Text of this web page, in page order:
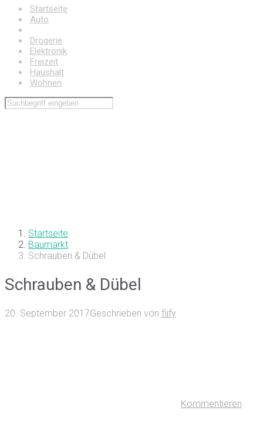
Startseite
Auto
Drogerie
Elektronik
Freizeit
Haushalt
Wohnen
Startseite
Baumarkt
Schrauben & Dübel
Schrauben & Dübel
20. September 2017Geschrieben von fiify
Kommentieren